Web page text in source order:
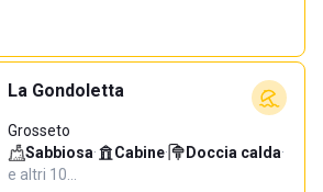
La Gondoletta
Grosseto
Sabbiosa· Cabine· Doccia calda·
e altri 10…